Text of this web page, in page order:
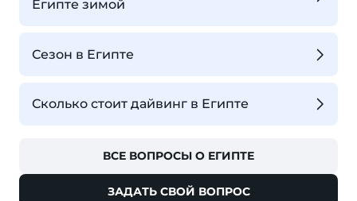
Египте зимой
Сезон в Египте
Сколько стоит дайвинг в Египте
ВСЕ ВОПРОСЫ О ЕГИПТЕ
ЗАДАТЬ СВОЙ ВОПРОС